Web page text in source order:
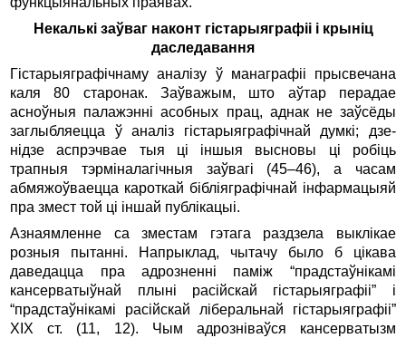
Некалькі заўваг наконт гістарыяграфіі і крыніц
даследавання
Гістарыяграфічнаму аналізу ў манаграфіі прысвечана
каля 80 старонак. Заўважым, што аўтар перадае
асноўныя палажэнні асобных прац, аднак не заўсёды
заглыбляецца ў аналіз гістарыяграфічнай думкі; дзе-
нідзе аспрэчвае тыя ці іншыя высновы ці робіць
трапныя тэрміналагічныя заўвагі (45–46), а часам
абмяжоўваецца кароткай бібліяграфічнай інфармацыяй
пра змест той ці іншай публікацыі.
Азнаямленне са зместам гэтага раздзела выклікае
розныя пытанні. Напрыклад, чытачу было б цікава
даведацца пра адрозненні паміж “прадстаўнікамі
кансерватыўнай плыні расійскай гістарыяграфіі” і
“прадстаўнікамі расійскай ліберальнай гістарыяграфіі”
XIX ст. (11, 12). Чым адрозніваўся кансерватызм